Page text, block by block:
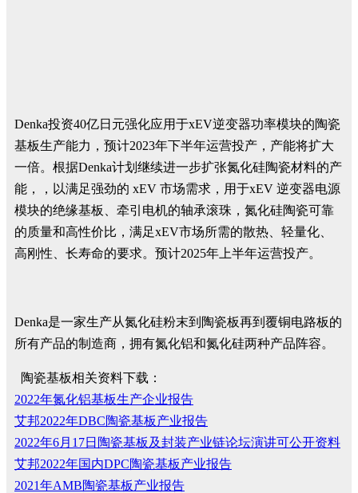
Denka投资40亿日元强化应用于xEV逆变器功率模块的陶瓷
基板生产能力，预计2023年下半年运营投产，产能将扩大
一倍。根据Denka计划继续进一步扩张氮化硅陶瓷材料的产
能，，以满足强劲的 xEV 市场需求，用于xEV 逆变器电源
模块的绝缘基板、牵引电机的轴承滚珠，氮化硅陶瓷可靠
的质量和高性价比，满足xEV市场所需的散热、轻量化、
高刚性、长寿命的要求。预计2025年上半年运营投产。
Denka是一家生产从氮化硅粉末到陶瓷板再到覆铜电路板的
所有产品的制造商，拥有氮化铝和氮化硅两种产品阵容。
陶瓷基板相关资料下载：
2022年氮化铝基板生产企业报告
艾邦2022年DBC陶瓷基板产业报告
2022年6月17日陶瓷基板及封装产业链论坛演讲可公开资料
艾邦2022年国内DPC陶瓷基板产业报告
2021年AMB陶瓷基板产业报告